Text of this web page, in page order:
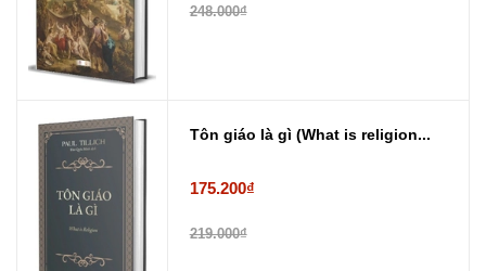
248.000₫
Tôn giáo là gì (What is religion...
175.200₫
219.000₫